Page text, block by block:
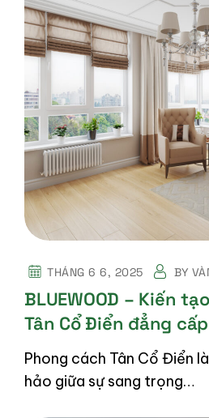
THÁNG 6 6, 2025 BY
BLUEWOOD – Kiến
Tân Cổ Điển đẳng cấp
Phong cách Tân Cổ Điển
hảo giữa sự sang trọng…